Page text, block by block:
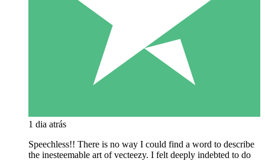
1 dia atrás
Speechless!! There is no way I could find a word to describe
the inesteemable art of vecteezy. I felt deeply indebted to do